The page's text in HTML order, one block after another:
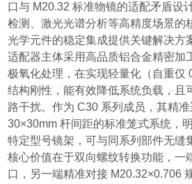
口与 M20.32 标准物镜的适配矛盾设
检测、激光光谱分析等高精度场景的
光学元件的稳定集成提供关键解决方
适配器主体采用高品质铝合金精密加
极氧化处理，在实现轻量化（自重仅
结构刚性，能有效降低系统负载，且
路干扰。作为 C30 系列成员，其精
30×30mm 杆间距的标准笼式系统，
特定型号镜架，可与同系列部件无缝
核心价值在于双向螺纹转换功能，一
口，另一端精准对接 M20.32×0.706